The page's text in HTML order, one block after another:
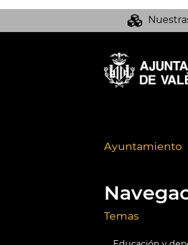
Ayuntamiento
Temas